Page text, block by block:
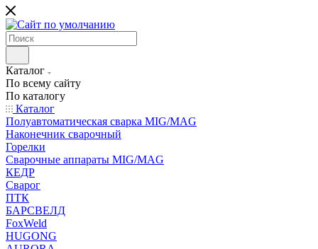
Каталог
По всему сайту
По каталогу
Каталог
Полуавтоматическая сварка MIG/MAG
Наконечник сварочный
Горелки
Сварочные аппараты MIG/MAG
КЕДР
Сварог
ПТК
БАРСВЕЛД
FoxWeld
HUGONG